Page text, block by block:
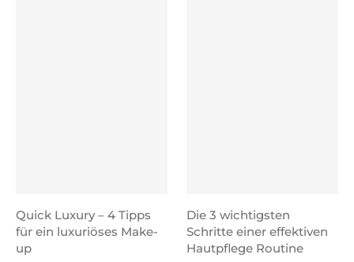
Quick Luxury – 4 Tipps
für ein luxuriöses Make-
up
Die 3 wichtigsten
Schritte einer effektiven
Hautpflege Routine